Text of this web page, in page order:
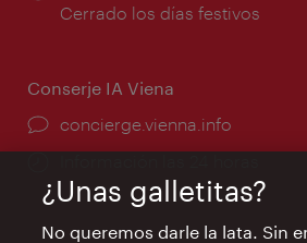
de
Cerrado los días festivos
Conserje IA Viena
concierge.vienna.info
¿Unas galletitas?
No queremos darle la lata. Sin